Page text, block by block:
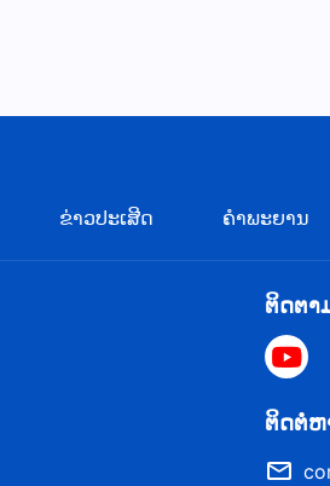
ຂ່າວປະເສີດ ຄຳພະຍານ
ຕິດຕາ
ຕິດ​ຕໍ່​ຫ